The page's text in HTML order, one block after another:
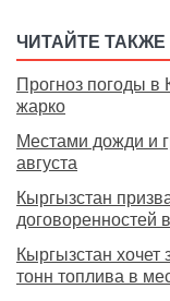
ЧИТАЙТЕ ТАКЖЕ
Прогноз погоды в
жарко
Местами дожди и
августа
Кыргызстан
договоренностей
Кыргызстан хочет
тонн топлива в